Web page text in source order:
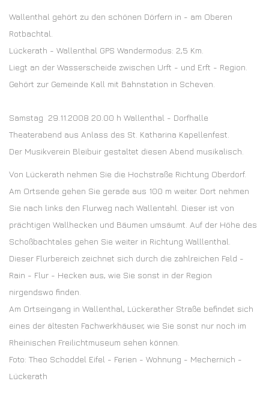
Wallenthal gehört zu den schönen Dörfern in - am Oberen
Rotbachtal.
Lückerath - Wallenthal GPS Wandermodus: 2,5 Km.
Liegt an der Wasserscheide zwischen Urft - und Erft - Region.
Gehört zur Gemeinde Kall mit Bahnstation in Scheven.
Samstag 29.11.2008 20.00 h Wallenthal - Dorfhalle
Theaterabend aus Anlass des St. Katharina Kapellenfest.
Der Musikverein Bleibuir gestaltet diesen Abend musikalisch.
Von Lückerath nehmen Sie die Hochstraße Richtung Oberdorf.
Am Ortsende gehen Sie gerade aus 100 m weiter. Dort nehmen
Sie nach links den Flurweg nach Wallentahl. Dieser ist von
prächtigen Wallhecken und Bäumen umsäumt. Auf der Höhe des
Schoßbachtales gehen Sie weiter in Richtung Walllenthal.
Dieser Flurbereich zeichnet sich durch die zahlreichen Feld -
Rain - Flur - Hecken aus, wie Sie sonst in der Region
nirgendswo finden.
Am Ortseingang in Wallenthal, Lückerather Straße befindet sich
eines der ältesten Fachwerkhäuser, wie Sie sonst nur noch im
Rheinischen Freilichtmuseum sehen können.
Foto: Theo Schoddel Eifel - Ferien - Wohnung - Mechernich -
Lückerath